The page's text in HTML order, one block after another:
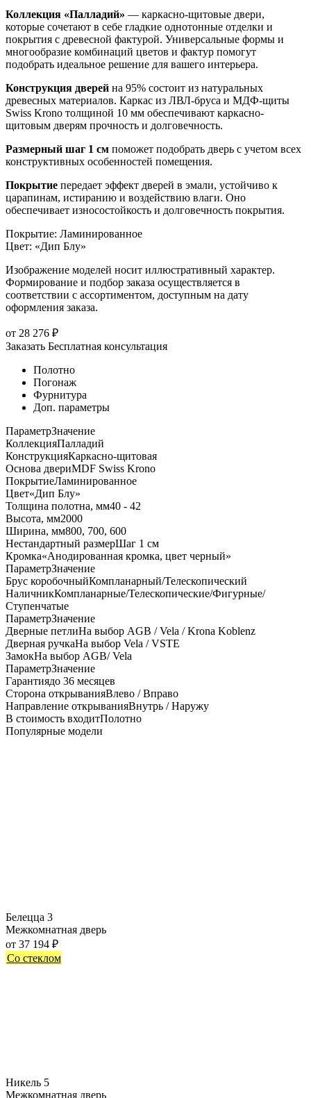
Коллекция «Палладий» — каркасно-щитовые двери,
которые сочетают в себе гладкие однотонные отделки и
покрытия с древесной фактурой. Универсальные формы и
многообразие комбинаций цветов и фактур помогут
подобрать идеальное решение для вашего интерьера.
Конструкция дверей на 95% состоит из натуральных
древесных материалов. Каркас из ЛВЛ-бруса и МДФ-щиты
Swiss Krono толщиной 10 мм обеспечивают каркасно-
щитовым дверям прочность и долговечность.
Размерный шаг 1 см поможет подобрать дверь с учетом всех
конструктивных особенностей помещения.
Покрытие передает эффект дверей в эмали, устойчиво к
царапинам, истиранию и воздействию влаги. Оно
обеспечивает износостойкость и долговечность покрытия.
Покрытие: Ламинированное
Цвет: «Дип Блу»
Изображение моделей носит иллюстративный характер.
Формирование и подбор заказа осуществляется в
соответствии с ассортиментом, доступным на дату
оформления заказа.
от 28 276 ₽
Заказать Бесплатная консультация
Полотно
Погонаж
Фурнитура
Доп. параметры
ПараметрЗначение
КоллекцияПалладий
КонструкцияКаркасно-щитовая
Основа двериMDF Swiss Krono
ПокрытиеЛаминированное
Цвет«Дип Блу»
Толщина полотна, мм40 - 42
Высота, мм2000
Ширина, мм800, 700, 600
Нестандартный размерШаг 1 см
Кромка«Анодированная кромка, цвет черный»
ПараметрЗначение
Брус коробочныйКомпланарный/Телескопический
НаличникКомпланарные/Телескопические/Фигурные/
Ступенчатые
ПараметрЗначение
Дверные петлиНа выбор AGB / Vela / Krona Koblenz
Дверная ручкаНа выбор Vela / VSTE
ЗамокНа выбор AGB/ Vela
ПараметрЗначение
Гарантиядо 36 месяцев
Сторона открыванияВлево / Вправо
Направление открыванияВнутрь / Наружу
В стоимость входитПолотно
Популярные модели
Белецца 3
Межкомнатная дверь
от 37 194 ₽
Со стеклом
Никель 5
Межкомнатная дверь